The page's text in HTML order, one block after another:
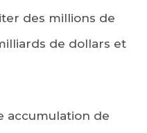
des millions de
de dollars et
accumulation de